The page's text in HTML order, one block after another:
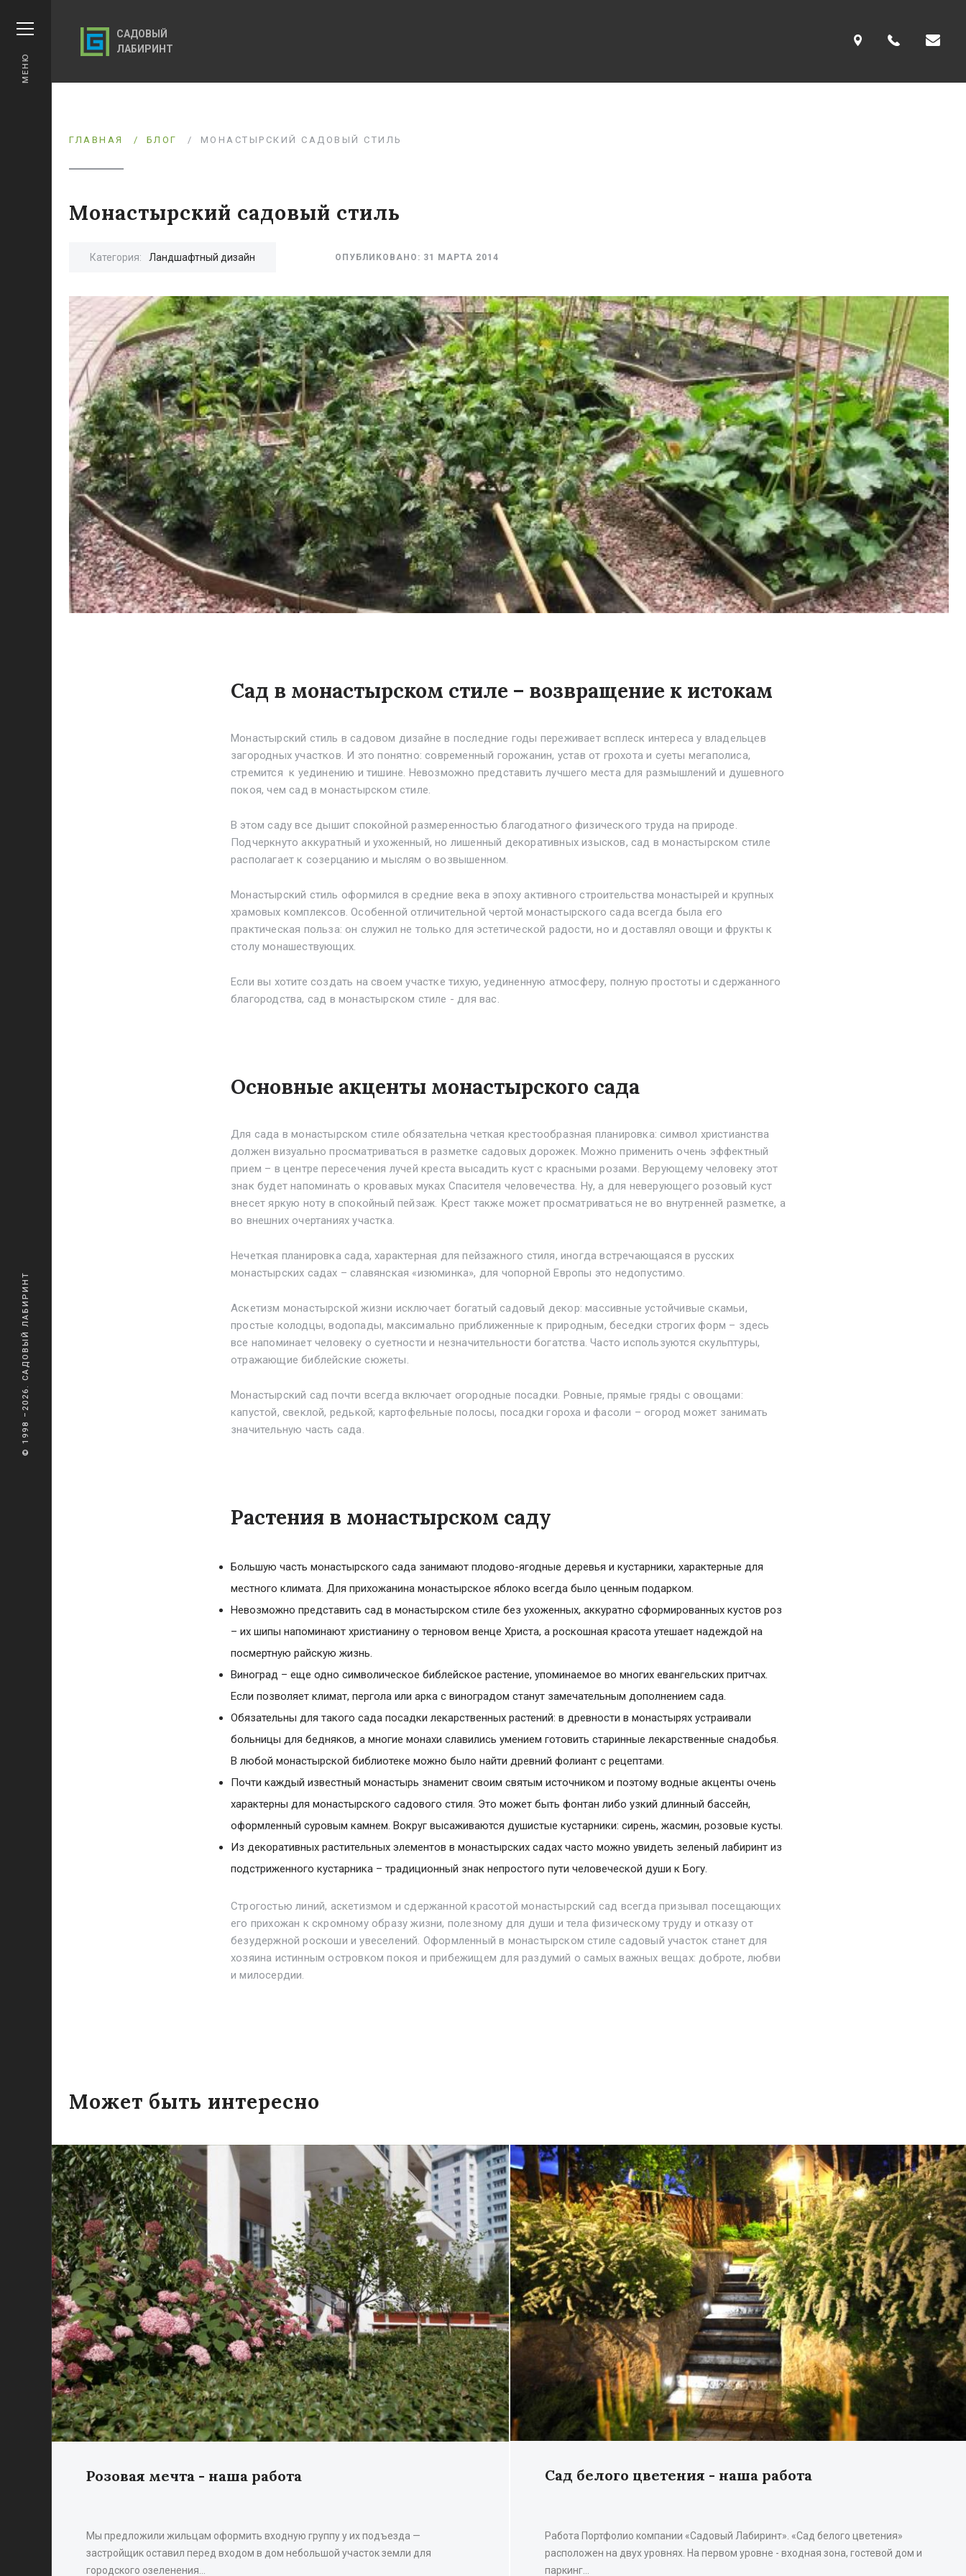
САДОВЫЙ
ЛАБИРИНТ
ГЛАВНАЯ БЛОГ МОНАСТЫРСКИЙ САДОВЫЙ СТИЛЬ
Монастырский садовый стиль
Категория: Ландшафтный дизайн ОПУБЛИКОВАНО: 31 МАРТА 2014
Сад в монастырском стиле – возвращение к истокам
Монастырский стиль в садовом дизайне в последние годы переживает всплеск интереса у владельцев
загородных участков. И это понятно: современный горожанин, устав от грохота и суеты мегаполиса,
стремится к уединению и тишине. Невозможно представить лучшего места для размышлений и душевного
покоя, чем сад в монастырском стиле.
В этом саду все дышит спокойной размеренностью благодатного физического труда на природе.
Подчеркнуто аккуратный и ухоженный, но лишенный декоративных изысков, сад в монастырском стиле
располагает к созерцанию и мыслям о возвышенном.
Монастырский стиль оформился в средние века в эпоху активного строительства монастырей и крупных
храмовых комплексов. Особенной отличительной чертой монастырского сада всегда была его
практическая польза: он служил не только для эстетической радости, но и доставлял овощи и фрукты к
столу монашествующих.
Если вы хотите создать на своем участке тихую, уединенную атмосферу, полную простоты и сдержанного
благородства, сад в монастырском стиле - для вас.
Основные акценты монастырского сада
Для сада в монастырском стиле обязательна четкая крестообразная планировка: символ христианства
должен визуально просматриваться в разметке садовых дорожек. Можно применить очень эффектный
прием – в центре пересечения лучей креста высадить куст с красными розами. Верующему человеку этот
знак будет напоминать о кровавых муках Спасителя человечества. Ну, а для неверующего розовый куст
внесет яркую ноту в спокойный пейзаж. Крест также может просматриваться не во внутренней разметке, а
во внешних очертаниях участка.
Нечеткая планировка сада, характерная для пейзажного стиля, иногда встречающаяся в русских
монастырских садах – славянская «изюминка», для чопорной Европы это недопустимо.
Аскетизм монастырской жизни исключает богатый садовый декор: массивные устойчивые скамьи,
простые колодцы, водопады, максимально приближенные к природным, беседки строгих форм – здесь
все напоминает человеку о суетности и незначительности богатства. Часто используются скульптуры,
отражающие библейские сюжеты.
Монастырский сад почти всегда включает огородные посадки. Ровные, прямые гряды с овощами:
капустой, свеклой, редькой; картофельные полосы, посадки гороха и фасоли – огород может занимать
значительную часть сада.
Растения в монастырском саду
Большую часть монастырского сада занимают плодово-ягодные деревья и кустарники, характерные для
местного климата. Для прихожанина монастырское яблоко всегда было ценным подарком.
Невозможно представить сад в монастырском стиле без ухоженных, аккуратно сформированных кустов роз
– их шипы напоминают христианину о терновом венце Христа, а роскошная красота утешает надеждой на
посмертную райскую жизнь.
Виноград – еще одно символическое библейское растение, упоминаемое во многих евангельских притчах.
Если позволяет климат, пергола или арка с виноградом станут замечательным дополнением сада.
Обязательны для такого сада посадки лекарственных растений: в древности в монастырях устраивали
больницы для бедняков, а многие монахи славились умением готовить старинные лекарственные снадобья.
В любой монастырской библиотеке можно было найти древний фолиант с рецептами.
Почти каждый известный монастырь знаменит своим святым источником и поэтому водные акценты очень
характерны для монастырского садового стиля. Это может быть фонтан либо узкий длинный бассейн,
оформленный суровым камнем. Вокруг высаживаются душистые кустарники: сирень, жасмин, розовые кусты.
Из декоративных растительных элементов в монастырских садах часто можно увидеть зеленый лабиринт из
подстриженного кустарника – традиционный знак непростого пути человеческой души к Богу.
Строгостью линий, аскетизмом и сдержанной красотой монастырский сад всегда призывал посещающих
его прихожан к скромному образу жизни, полезному для души и тела физическому труду и отказу от
безудержной роскоши и увеселений. Оформленный в монастырском стиле садовый участок станет для
хозяина истинным островком покоя и прибежищем для раздумий о самых важных вещах: доброте, любви
и милосердии.
Может быть интересно
Розовая мечта - наша работа
Мы предложили жильцам оформить входную группу у их подъезда —
застройщик оставил перед входом в дом небольшой участок земли для
городского озеленения…
Сад белого цветения - наша работа
Работа Портфолио компании «Садовый Лабиринт». «Сад белого цветения»
расположен на двух уровнях. На первом уровне - входная зона, гостевой дом и
паркинг…
© 1998 –2026. САДОВЫЙ ЛАБИРИНТ
МЕНЮ